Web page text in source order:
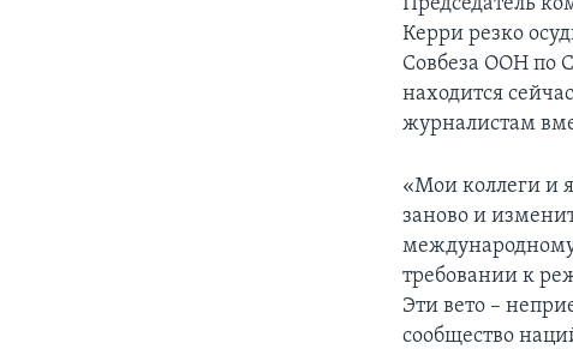
Керри резко
Совбеза ООН по
находится
журналистам
«Мои коллеги и
заново и
международному
требовании к
Эти вето –
сообщество